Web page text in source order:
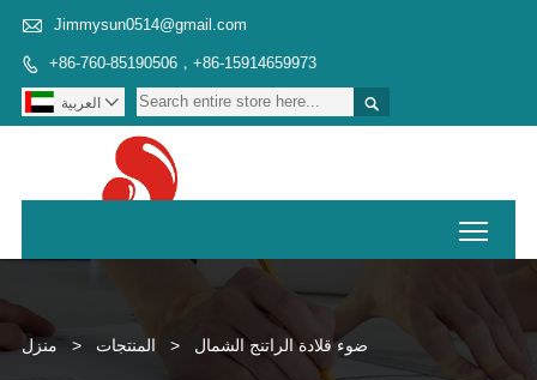
 Jimmysun0514@gmail.com
 +86-760-85190506，+86-15914659973
 العربية 
منزل > المنتجات > ضوء قلادة الراتنج الشمال